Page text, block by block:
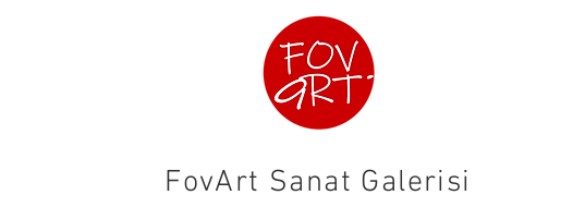
FovArt Sanat Galerisi